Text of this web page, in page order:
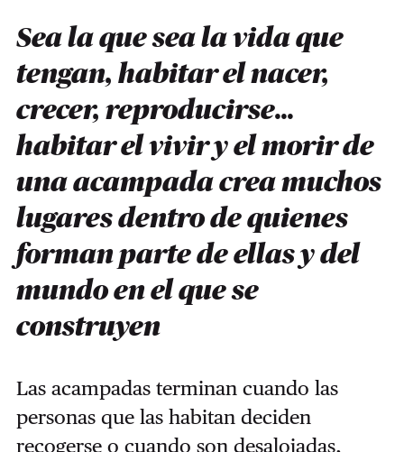
Sea la que sea la vida que
tengan, habitar el nacer,
crecer, reproducirse...
habitar el vivir y el morir de
una acampada crea muchos
lugares dentro de quienes
forman parte de ellas y del
mundo en el que se
construyen
Las acampadas terminan cuando las
personas que las habitan deciden
recogerse o cuando son desalojadas,